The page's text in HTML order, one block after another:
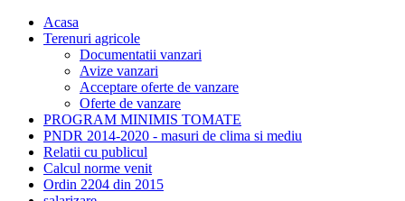
Acasa
Terenuri agricole
Documentatii vanzari
Avize vanzari
Acceptare oferte de vanzare
Oferte de vanzare
PROGRAM MINIMIS TOMATE
PNDR 2014-2020 - masuri de clima si mediu
Relatii cu publicul
Calcul norme venit
Ordin 2204 din 2015